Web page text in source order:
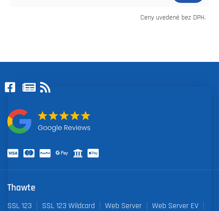
Ceny uvedené bez DPH.
Thawte
SSL 123 SSL 123 Wildcard Web Server
Web Server EV